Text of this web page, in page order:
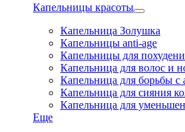
Капельницы красоты
Капельница Золушка
Капельницы anti-age
Капельницы для
Капельница для волос и
Капельница для борьбы с
Капельница для сияния
Капельница для
Еще